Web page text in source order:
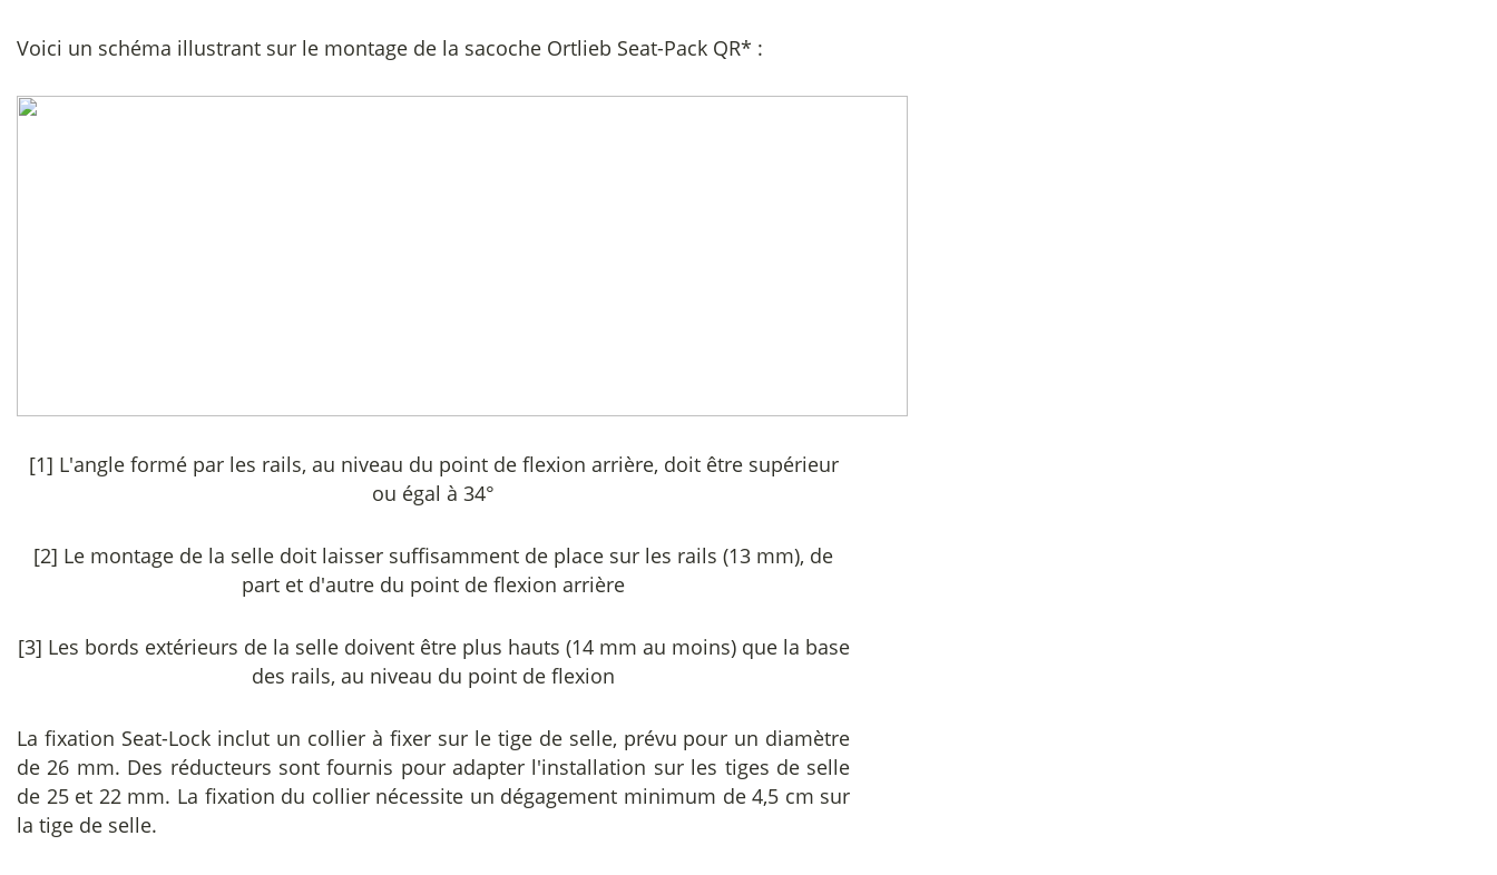
Voici un schéma illustrant sur le montage de la sacoche Ortlieb Seat-Pack QR* :
[1] L'angle formé par les rails, au niveau du point de flexion arrière, doit être supérieur
ou égal à 34°
[2] Le montage de la selle doit laisser suffisamment de place sur les rails (13 mm), de
part et d'autre du point de flexion arrière
[3] Les bords extérieurs de la selle doivent être plus hauts (14 mm au moins) que la base
des rails, au niveau du point de flexion
La fixation Seat-Lock inclut un collier à fixer sur le tige de selle, prévu pour un diamètre
de 26 mm. Des réducteurs sont fournis pour adapter l'installation sur les tiges de selle
de 25 et 22 mm. La fixation du collier nécessite un dégagement minimum de 4,5 cm sur
la tige de selle.